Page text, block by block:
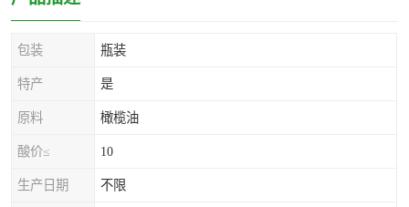
包装 瓶装
特产 是
原料 橄榄油
酸价≤ 10
生产日期 不限